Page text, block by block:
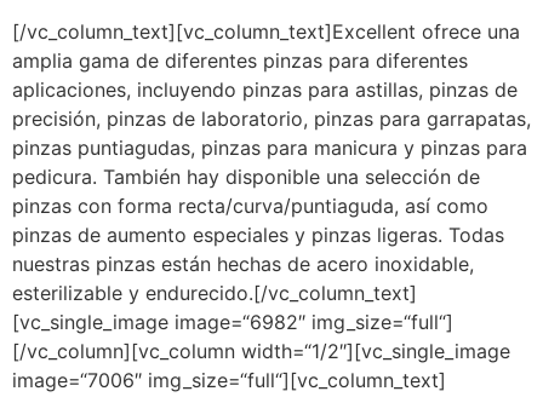
[/vc_column_text][vc_column_text]Excellent ofrece una
amplia gama de diferentes pinzas para diferentes
aplicaciones, incluyendo pinzas para astillas, pinzas de
precisión, pinzas de laboratorio, pinzas para garrapatas,
pinzas puntiagudas, pinzas para manicura y pinzas para
pedicura. También hay disponible una selección de
pinzas con forma recta/curva/puntiaguda, así como
pinzas de aumento especiales y pinzas ligeras. Todas
nuestras pinzas están hechas de acero inoxidable,
esterilizable y endurecido.[/vc_column_text]
[vc_single_image image=“6982″ img_size=“full“]
[/vc_column][vc_column width=“1/2″][vc_single_image
image=“7006″ img_size=“full“][vc_column_text]